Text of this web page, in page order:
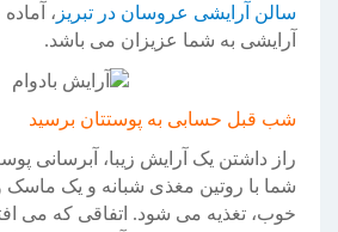
سالن آرایشی عروسان در تبریز ،
آرایشی به شما عزیزان می باشد.
شب قبل حسابی به پوستتان برسید
راز داشتن یک آرایش زیبا، آبرسانی
شما با روتین مغذی شبانه و یک ماسک
خوب، تغذیه می شود. اتفاقی که می